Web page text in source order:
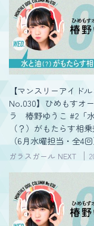
【マンスリーアイド
No.030】ひめもすオ
ラ 椿野ゆうこ #2「
（？）がもたらす相乗
（6月水曜担当・全4回
ガラスガール NEXT